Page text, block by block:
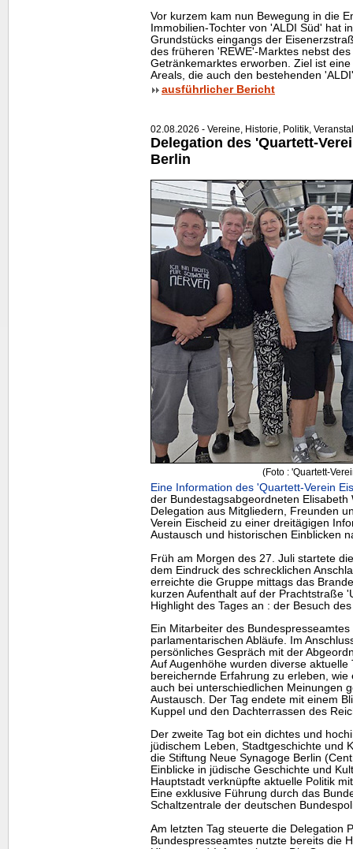
Vor kurzem kam nun Bewegung in die
Immobilien-Tochter von 'ALDI Süd' hat
Grundstücks eingangs der
des früheren 'REWE'-Marktes nebst
Getränkemarktes erworben. Ziel ist
Areals, die auch den bestehenden
ausführlicher Bericht
02.08.2026 - Vereine, Historie, Politik,
Delegation des 'Quartett-
Berlin
(Foto : 'Quartett-
Eine Information des 'Quartett-Verein
der Bundestagsabgeordneten
Delegation aus Mitgliedern, Freunden
Verein Eischeid zu einer dreitägigen
Austausch und historischen Einblicken
Früh am Morgen des 27. Juli startete
dem Eindruck des schrecklichen
erreichte die Gruppe mittags das
kurzen Aufenthalt auf der Prachtstraße
Highlight des Tages an : der Besuch
Ein Mitarbeiter des
parlamentarischen Abläufe. Im
persönliches Gespräch mit der
Auf Augenhöhe wurden diverse
bereichernde Erfahrung zu erleben, wie
auch bei unterschiedlichen Meinungen
Austausch. Der Tag endete mit einem
Kuppel und den Dachterrassen des
Der zweite Tag bot ein dichtes und
jüdischem Leben, Stadtgeschichte und
die Stiftung Neue Synagoge Berlin
Einblicke in jüdische Geschichte und
Hauptstadt verknüpfte aktuelle Politik
Eine exklusive Führung durch das
Schaltzentrale der deutschen
Am letzten Tag steuerte die Delegation
Bundespresseamtes nutzte bereits die